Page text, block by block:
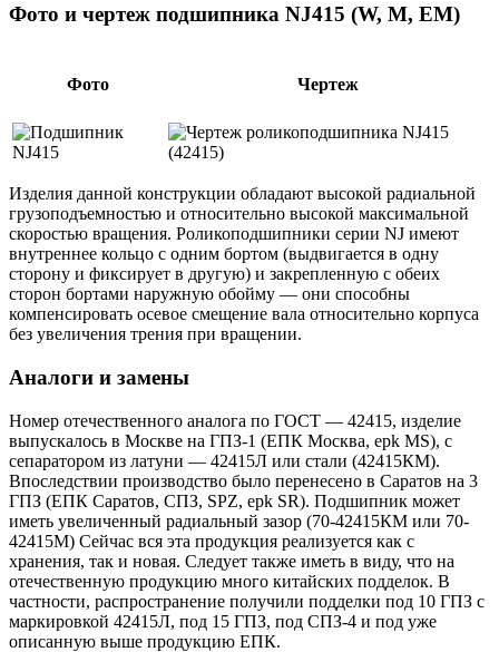
Фото и чертеж подшипника NJ415 (W, M, EM)
Фото Чертеж
Изделия данной конструкции обладают высокой радиальной
грузоподъемностью и относительно высокой максимальной
скоростью вращения. Роликоподшипники серии NJ имеют
внутреннее кольцо с одним бортом (выдвигается в одну
сторону и фиксирует в другую) и закрепленную с обеих
сторон бортами наружную обойму — они способны
компенсировать осевое смещение вала относительно корпуса
без увеличения трения при вращении.
Аналоги и замены
Номер отечественного аналога по ГОСТ — 42415, изделие
выпускалось в Москве на ГПЗ-1 (ЕПК Москва, epk MS), с
сепаратором из латуни — 42415Л или стали (42415КМ).
Впоследствии производство было перенесено в Саратов на 3
ГПЗ (ЕПК Саратов, СПЗ, SPZ, epk SR). Подшипник может
иметь увеличенный радиальный зазор (70-42415КМ или 70-
42415М) Сейчас вся эта продукция реализуется как с
хранения, так и новая. Следует также иметь в виду, что на
отечественную продукцию много китайских подделок. В
частности, распространение получили подделки под 10 ГПЗ с
маркировкой 42415Л, под 15 ГПЗ, под СПЗ-4 и под уже
описанную выше продукцию ЕПК.